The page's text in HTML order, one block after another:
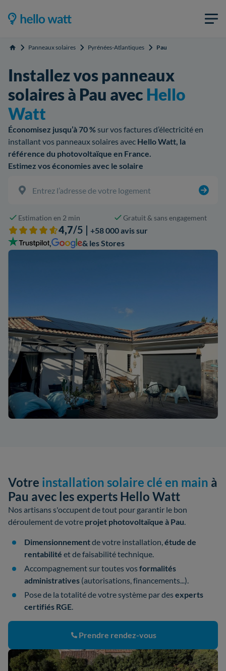
Accueil Panneaux solaires Pyrénées-Atlantiques Pau
Installez vos panneaux
solaires à Pau avec Hello
Watt
Économisez jusqu’à 70 %sur vos factures d’électricité en
installant vos panneaux solaires avec Hello Watt, la
référence du photovoltaïque en France.
Estimez vos économies avec le solaire
Estimation en 2 min Gratuit & sans engagement
4,7/5 | +58 000 avis sur
,
& les Stores
Votre installation solaire clé en main à
Pau avec les experts Hello Watt
Nos artisans s'occupent de tout pour garantir le bon
déroulement de votre projet photovoltaïque à Pau
Dimensionnementde votre installation, étude de
rentabilité et de faisabilité technique.
Accompagnement sur toutes vosformalités
administratives (autorisations, financements...).
Pose de la totalité de votre système par desexperts
certifiés RGE
Prendre rendez-vous